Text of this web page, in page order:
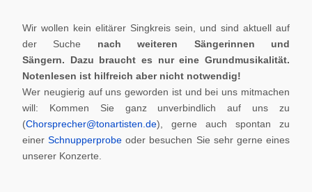
Wir wollen kein elitärer Singkreis sein, und sind aktuell auf
der Suche nach weiteren Sängerinnen und
Sängern. Dazu braucht es nur eine Grundmusikalität.
Notenlesen ist hilfreich aber nicht notwendig!
Wer neugierig auf uns geworden ist und bei uns mitmachen
will: Kommen Sie ganz unverbindlich auf uns zu
(Chorsprecher@tonartisten.de), gerne auch spontan zu
einerSchnupperprobe oder besuchen Sie sehr gerne eines
unserer Konzerte.